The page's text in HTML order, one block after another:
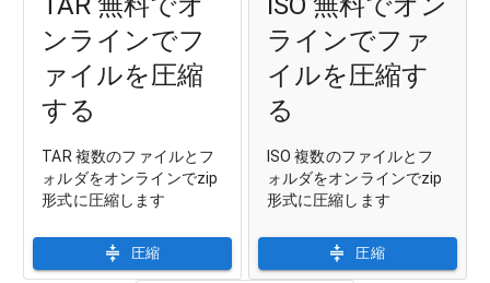
ンラインでフ
ァイルを圧縮
する
TAR 複数のファイルとフ
ォルダをオンラインでzip
形式に圧縮します
圧縮
ラインでファ
イルを圧縮す
る
ISO 複数のファイルとフ
ォルダをオンラインでzip
形式に圧縮します
圧縮